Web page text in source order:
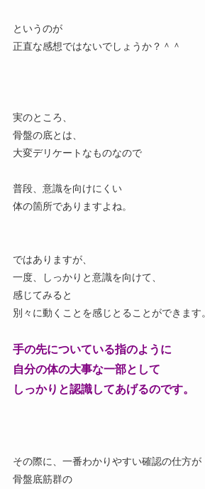
というのが
正直な感想ではないでしょうか？＾＾
実のところ、
骨盤の底とは、
大変デリケートなものなので
普段、意識を向けにくい
体の箇所でありますよね。
ではありますが、
一度、しっかりと意識を向けて、
感じてみると
別々に動くことを感じとることができます。
手の先についている指のように
自分の体の大事な一部として
しっかりと認識してあげるのです。
その際に、一番わかりやすい確認の仕方が
骨盤底筋群の